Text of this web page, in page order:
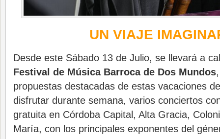
UN VIAJE
Desde este Sábado 13 de Julio, se llevará a
Festival de Música Barroca de Dos Mundos
propuestas destacadas de estas vacaciones
disfrutar durante semana, varios conciertos
gratuita en Córdoba Capital, Alta Gracia,
María, con los principales exponentes del